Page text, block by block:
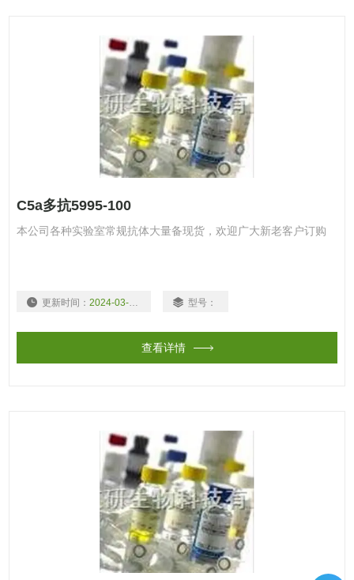
C5a多抗5995-100
本公司各种实验室常规抗体大量备现货，欢迎广大新老客户订购
更新时间： 2024-03-15 型号：
查看详情